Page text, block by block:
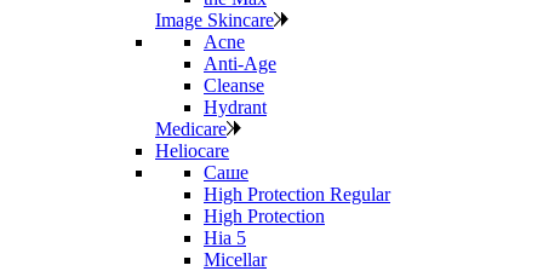
Image Skincare
Acne
Anti‑Age
Cleanse
Hydrant
Medicare
Heliocare
Саше
High Protection Regular
High Protection
Hia 5
Micellar